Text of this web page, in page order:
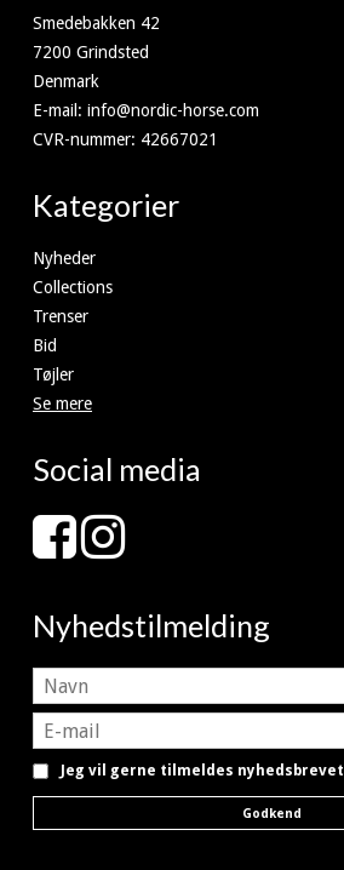
Smedebakken 42
7200 Grindsted
Denmark
E-mail : info@nordic-horse.com
CVR-nummer: 42667021
Kategorier
Nyheder
Collections
Trenser
Bid
Tøjler
Se mere
Social media
Nyhedstilmelding
Jeg vil gerne tilmeldes nyhedsbrevet
Godkend